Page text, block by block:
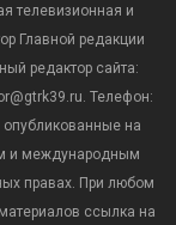
телевизионная и
Главной редакции
редактор сайта:
Телефон:
на
и международным
правах. При любом
ссылка на